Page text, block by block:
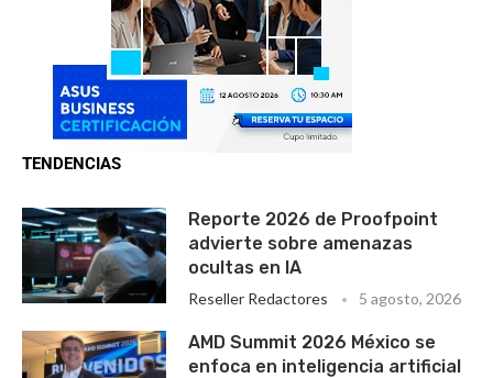
TENDENCIAS
Reporte 2026 de Proofpoint
advierte sobre amenazas
ocultas en IA
Reseller Redactores 5 agosto, 2026
AMD Summit 2026 México se
enfoca en inteligencia artificial